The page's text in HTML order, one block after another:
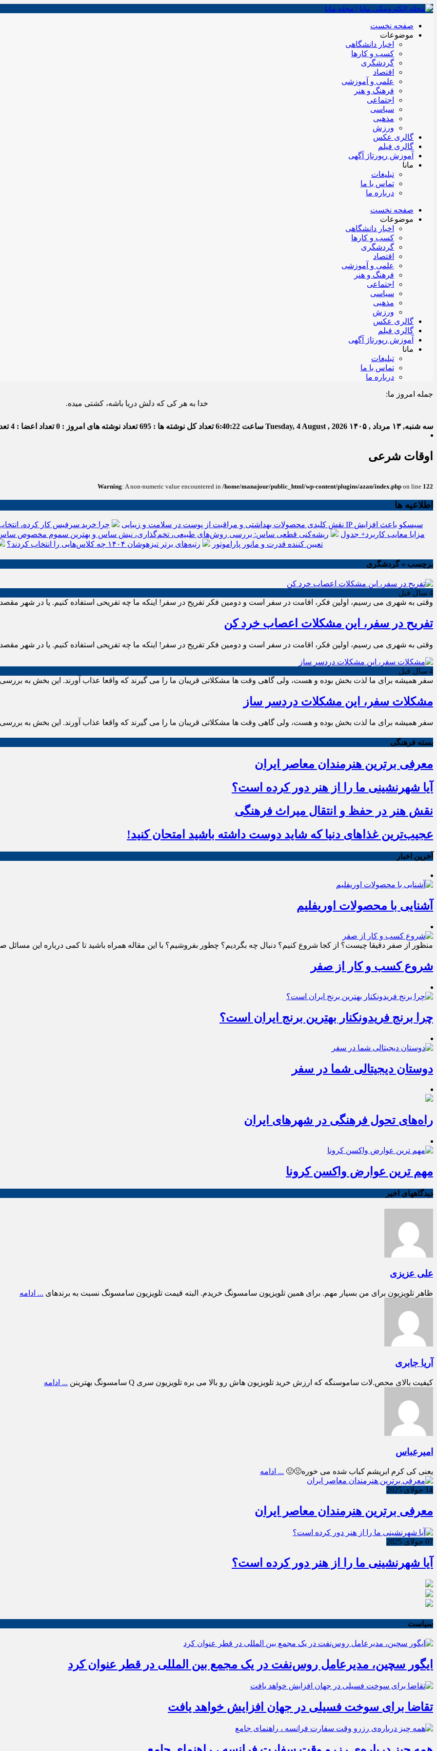
صفحه نخست
موضوعات
اخبار دانشگاهی
کسب و کارها
گردشگری
اقتصاد
علمی و آموزشی
فرهنگ و هنر
اجتماعی
سیاسی
مذهبی
ورزش
گالری عکس
گالری فیلم
آموزش رپورتاژ آگهی
مانا
تبلیغات
تماس با ما
درباره ما
صفحه نخست
موضوعات
اخبار دانشگاهی
کسب و کارها
گردشگری
اقتصاد
علمی و آموزشی
فرهنگ و هنر
اجتماعی
سیاسی
مذهبی
ورزش
گالری عکس
گالری فیلم
آموزش رپورتاژ آگهی
مانا
تبلیغات
تماس با ما
درباره ما
جمله امروز ما:
خدا به هر کی که دلش دریا باشه، کشتی میده.
سه شنبه, ۱۳ مرداد , ۱۴۰۵ Tuesday, 4 August , 2026 ساعت 6:40:23تعداد کل نوشته ها : 695 تعداد نوشته های امروز : 0 تعداد اعضا : 4
اوقات شرعی
Warning: A non-numeric value encountered in /home/manajour/public_html/wp-content/plugins/azan/index.php on line 122
اطلاعیه ها
نقش کلیدی محصولات بهداشتی و مراقبت از پوست در سلامت و زیبایی چرا خرید سرفیس کار کرده،
انواع باتری یو پی اس(ups)+مزایا معایب کاربرد+ جدول ریشه‌کنی قطعی ساس: بررسی روش‌های طبیعی، تخم‌گذاری، نیش ساس و بهترین سموم مخصوص
تعیین کننده قدرت و مانور پاراموتور
رتبه‌های برتر تیزهوشان ۱۴۰۴ چه کلاس‌هایی را انتخاب کردند؟
برچسب » گردشگری
4 سال قبل
وقتی به شهری می رسیم، اولین فکر، اقامت در سفر است و دومین فکر تفریح در سفر! اینکه ما چه تفریحی استفاده کنیم. یا در شهر
تفریح در سفر، این مشکلات اعصاب خرد کن
وقتی به شهری می رسیم، اولین فکر، اقامت در سفر است و دومین فکر تفریح در سفر! اینکه ما چه تفریحی استفاده کنیم. یا در شهر
4 سال قبل
سفر همیشه برای ما لذت بخش بوده و هست، ولی گاهی وقت ها مشکلاتی قریبان ما را می گیرند که واقعا عذاب آورند. این بخش به بررسی
مشکلات سفر، این مشکلات دردسر ساز
سفر همیشه برای ما لذت بخش بوده و هست، ولی گاهی وقت ها مشکلاتی قریبان ما را می گیرند که واقعا عذاب آورند. این بخش به بررسی
بسته فرهنگی
معرفی برترین هنرمندان معاصر ایران
آیا شهرنشینی ما را از هنر دور کرده است؟
نقش هنر در حفظ و انتقال میراث فرهنگی
عجیب‌ترین غذاهای دنیا که شاید دوست داشته باشید امتحان کنید!
آخرین اخبار
آشنایی با محصولات اوریفلیم
منظور از صفر دقیقا چیست؟ از کجا شروع کنیم؟ دنبال چه بگردیم؟ چطور بفروشیم؟ با این مقاله همراه باشید تا کمی درباره این مسائل
شروع کسب و کار از صفر
چرا برنج فریدونکنار بهترین برنج ایران است؟
دوستان دیجیتالی شما در سفر
راه‌های تحول فرهنگی در شهرهای ایران
مهم ترین عوارض واکسن کرونا
دیدگاههای اخیر
علی عزیزی
ظاهر تلویزیون برای من بسیار مهم. برای همین تلویزیون سامسونگ خریدم. البته قیمت تلویزیون سامسونگ نسبت به برندهای ... ادامه
آریا جابری
کیفیت بالای محص.لات ساموسنگه که ارزش خرید تلویزیون هاش رو بالا می بره تلویزیون سری Q سامسونگ بهترینن ... ادامه
امیرعباس
یعنی کی کرم ابریشم کباب شده می خوره🤢🤢 ... ادامه
14 جولای 2025
معرفی برترین هنرمندان معاصر ایران
07 جولای 2025
آیا شهرنشینی ما را از هنر دور کرده است؟
سیاست
ایگور سچین، مدیرعامل روس‌نفت در یک مجمع بین المللی در قطر عنوان کرد
تقاضا برای سوخت فسیلی در جهان افزایش خواهد یافت